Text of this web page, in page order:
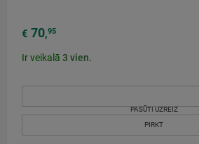
€ 70,95
Ir veikalā 3 vien.
PASŪTI UZREIZ
PIRKT